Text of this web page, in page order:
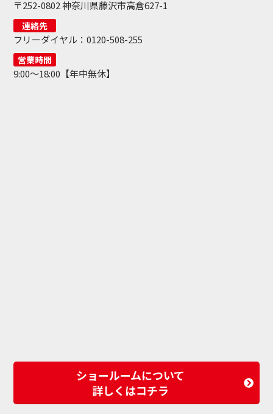
〒252-0802 神奈川県藤沢市高倉627-1
連絡先
フリーダイヤル：0120-508-255
営業時間
9:00～18:00【年中無休】
ショールームについて
詳しくはコチラ